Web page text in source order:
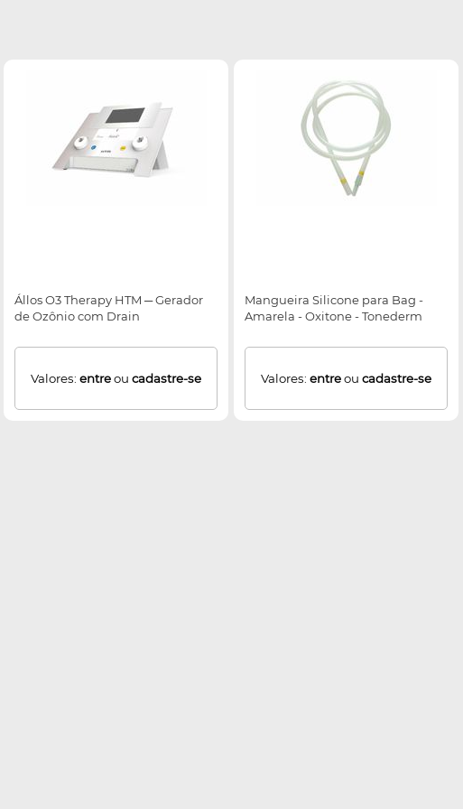
Állos O3 Therapy HTM ─ Gerador
de Ozônio com Drain
Valores: entreou cadastre-se
Mangueira Silicone para Bag -
Amarela - Oxitone - Tonederm
Valores: entreou cadastre-se